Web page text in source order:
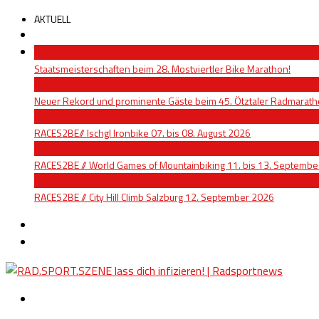
AKTUELL
Staatsmeisterschaften beim 28. Mostviertler Bike Marathon!
Neuer Rekord und prominente Gäste beim 45. Ötztaler
RACES2BE// Ischgl Ironbike 07. bis 08. August 2026
RACES2BE // World Games of Mountainbiking 11. bis 13.
RACES2BE // City Hill Climb Salzburg 12. September 2026